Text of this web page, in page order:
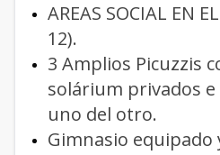
AREAS SOCIAL EN
12).
3 Amplios Picuzzis
solárium privados
uno del otro.
Gimnasio equipado